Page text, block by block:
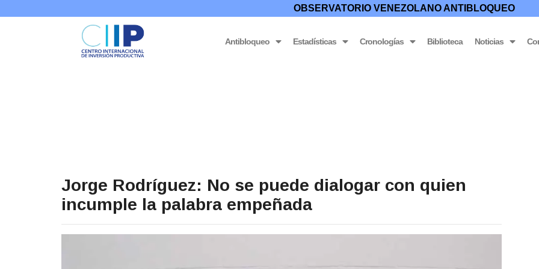
OBSERVATORIO VENEZOLANO ANTIBLOQUEO
Antibloqueo Estadísticas Cronologías Biblioteca Noticias
Jorge Rodríguez: No se puede dialogar con quien
incumple la palabra empeñada